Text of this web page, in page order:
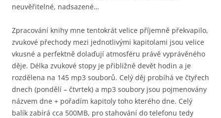
neuvěřitelné, nadsazené…
Zpracování knihy mne tentokrát velice příjemně překvapilo,
zvukové přechody mezi jednotlivými kapitolami jsou velice
vkusné a perfektně dolaďují atmosféru právě vyprávěného
děje. Délka zvukové stopy je přibližně devět hodin a je
rozdělena na 145 mp3 souborů. Celý děj probíhá ve čtyřech
dnech (pondělí – čtvrtek) a mp3 soubory jsou pojmenovány
názvem dne + pořadím kapitoly toho kterého dne. Celý
balík zabírá cca 500MB, pro stahování do telefonu tedy